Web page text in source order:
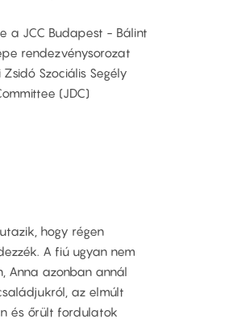
a JCC Budapest - Bálint
rendezvénysorozat
Szociális Segély
(JDC)
hogy régen
A fiú ugyan nem
Anna azonban annál
az elmúlt
és őrült fordulatok